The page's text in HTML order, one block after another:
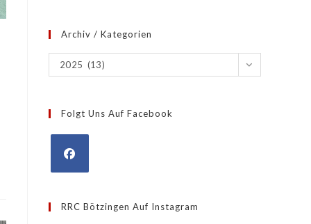
Archiv / Kategorien
Archiv
/
2025 (13)
Folgt Uns Auf Facebook
a
RRC Bötzingen Auf Instagram